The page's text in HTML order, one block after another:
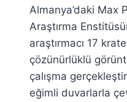
Almanya’daki Max
Araştırma
araştırmacı 17
çözünürlüklü
çalışma
eğimli duvarlarla